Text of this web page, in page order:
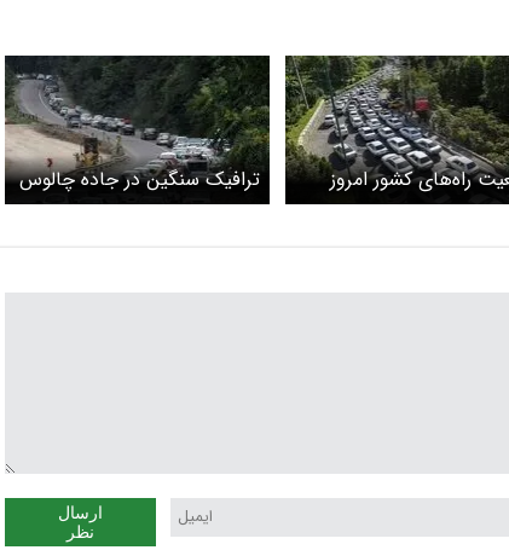
راه‌های کشور امروز
سه‌شنبه ۱۲ خرداد ۱۴۰۵ /
ترافیک سنگین در جاده چالوس
و هراز / این جاده‌های اطراف
ارسال
نظر